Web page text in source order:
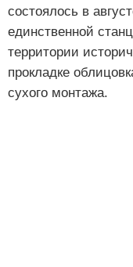
состоялось в
единственной
территории
прокладке
сухого монтажа.